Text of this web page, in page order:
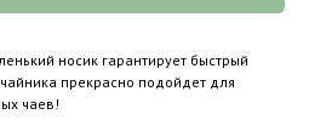
носик гарантирует быстрый
прекрасно подойдет для
чаев!